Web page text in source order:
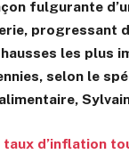
fulgurante
progressant
les plus
selon le
taux d’inflation